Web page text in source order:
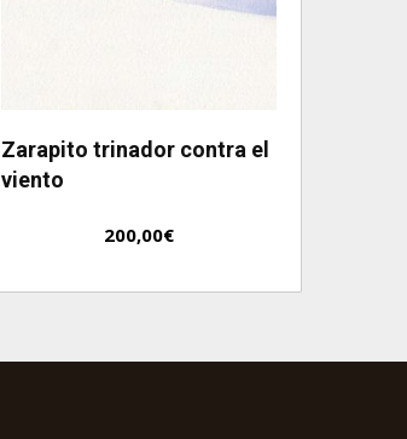
Zarapito trinador contra el
viento
200,00€